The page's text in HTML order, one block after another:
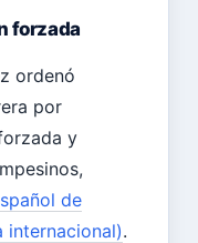
forzada
ordenó
por
y
de
internacional).